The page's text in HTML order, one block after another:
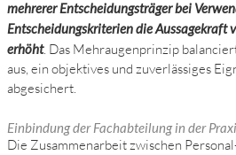
mehrerer Entscheidungsträger bei
Entscheidungskriterien die Aussagekraft
erhöht. Das Mehraugenprinzip
aus, ein objektives und zuverlässiges
abgesichert.
Einbindung der Fachabteilung in der
Die Zusammenarbeit zwischen